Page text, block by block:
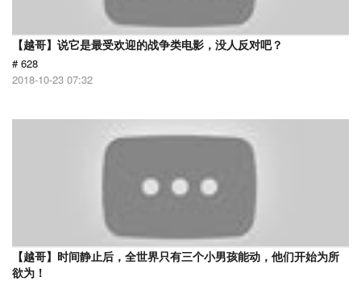
【越哥】说它是最受欢迎的战争类电影，没人反对吧？
# 628
2018-10-23 07:32
【越哥】时间静止后，全世界只有三个小男孩能动，他们开始为所
欲为！